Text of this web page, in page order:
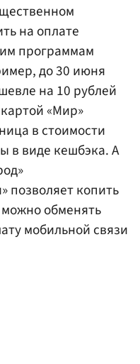
на оплате
программам
до 30 июня
на 10 рублей
«Мир»
в стоимости
в виде кешбэка. А
позволяет копить
обменять
мобильной связи